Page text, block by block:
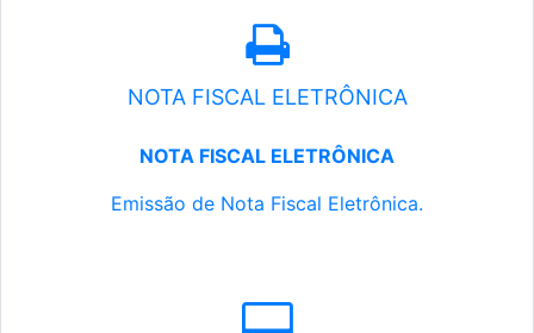
NOTA FISCAL ELETRÔNICA
NOTA FISCAL ELETRÔNICA
Emissão de Nota Fiscal Eletrônica.